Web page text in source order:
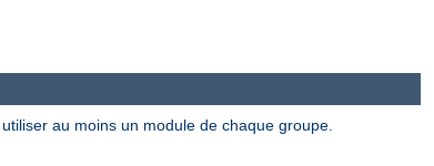
au moins un module de chaque groupe.